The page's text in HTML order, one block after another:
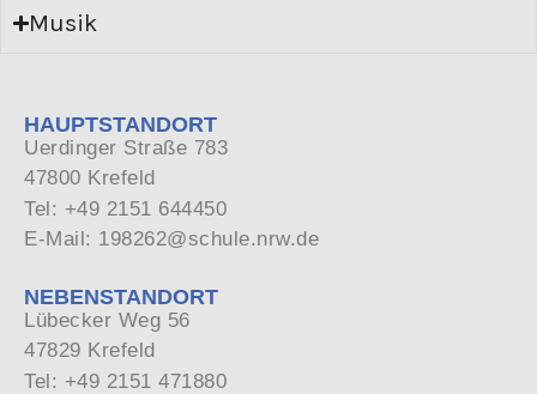
Musik
HAUPTSTANDORT
Uerdinger Straße 783
47800 Krefeld
Tel: +49 2151 644450
E-Mail: 198262@schule.nrw.de
NEBENSTANDORT
Lübecker Weg 56
47829 Krefeld
Tel: +49 2151 471880